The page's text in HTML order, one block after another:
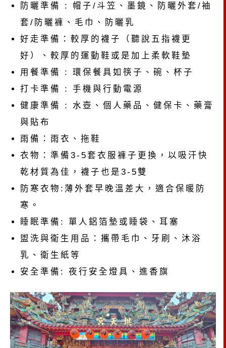
防曬準備 : 帽子/斗笠、墨鏡、防曬外套/袖
套/防曬褲、毛巾、防曬乳
好走準備：較厚的襪子（聽說五指襪更
好）、較厚的運動鞋或是加上柔軟鞋墊
用餐準備 : 環保餐具如筷子、碗、杯子
打卡準備 : 手機與行動電源
健康準備 : 水壺、個人藥品、健保卡、藥膏
與貼布
雨備：雨衣、拖鞋
衣物：準備3-5套衣服褲子更換，以吸汗快
乾材質為佳，襪子也是3-5雙
防寒衣物:薄外套早晚溫差大，適合保暖防
寒。
睡眠準備: 單人鋁箔墊或睡袋、耳塞
盥洗與衛生用品：攜帶毛巾、牙刷、沐浴
乳、衛生紙等
安全準備: 夜行安全燈具、進香旗